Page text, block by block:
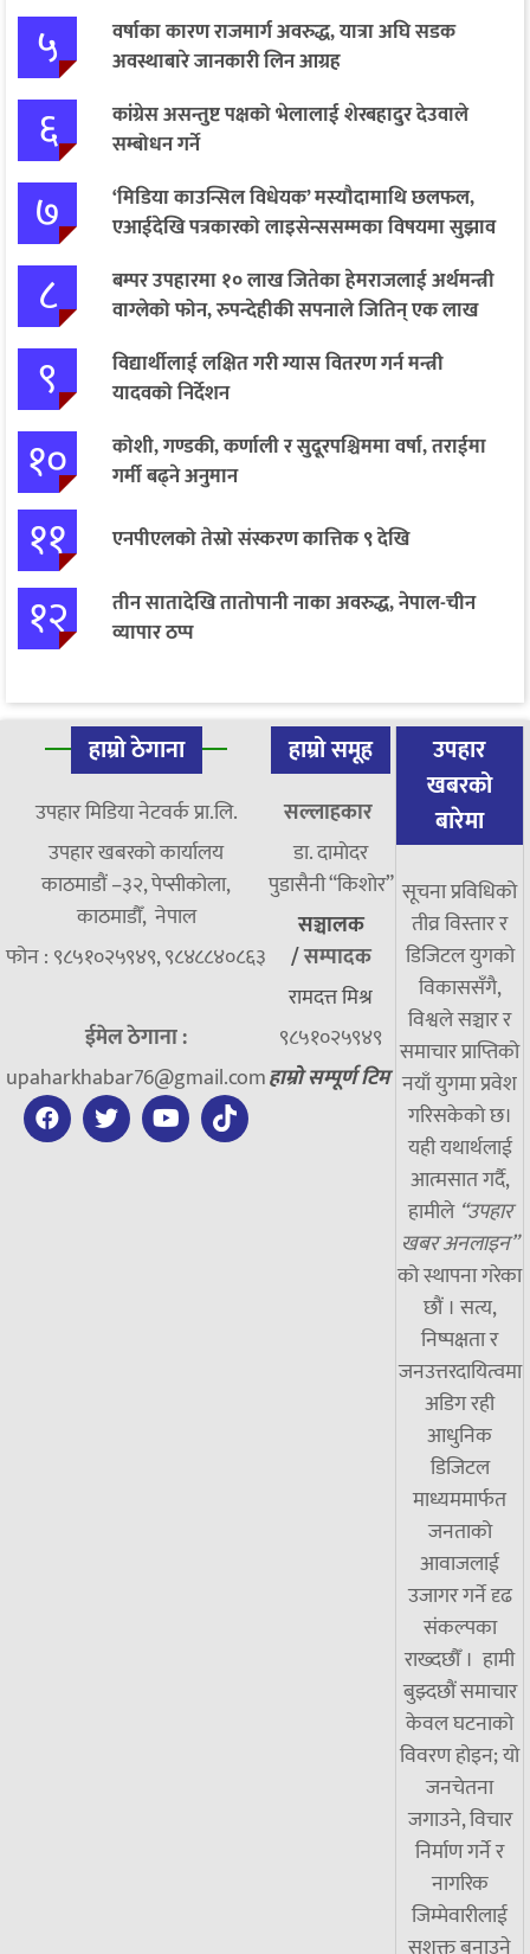
५
वर्षाका कारण राजमार्ग अवरुद्ध, यात्रा अघि सडक
अवस्थाबारे जानकारी लिन आग्रह
६
कांग्रेस असन्तुष्ट पक्षको भेलालाई शेरबहादुर देउवाले
सम्बोधन गर्ने
७
‘मिडिया काउन्सिल विधेयक’ मस्यौदामाथि छलफल,
एआईदेखि पत्रकारको लाइसेन्ससम्मका विषयमा सुझाव
८
बम्पर उपहारमा १० लाख जितेका हेमराजलाई अर्थमन्त्री
वाग्लेको फोन, रुपन्देहीकी सपनाले जितिन् एक लाख
९
विद्यार्थीलाई लक्षित गरी ग्यास वितरण गर्न मन्त्री
यादवको निर्देशन
१०
कोशी, गण्डकी, कर्णाली र सुदूरपश्चिममा वर्षा, तराईमा
गर्मी बढ्ने अनुमान
११ एनपीएलको तेस्रो संस्करण कात्तिक ९ देखि
१२
तीन सातादेखि तातोपानी नाका अवरुद्ध, नेपाल-चीन
व्यापार ठप्प
हाम्रो ठेगाना
उपहार मिडिया नेटवर्क प्रा.लि.
उपहार खबरको कार्यालय
काठमाडौं –३२, पेप्सीकोला,
काठमाडौँ, नेपाल
फोन : ९८५१०२५९४९, ९८४८८४०८६३
ईमेल ठेगाना :
upaharkhabar76@gmail.com
हाम्रो समूह
सल्लाहकार
डा. दामाेदर
पुडासैनी “किशाेर”
सञ्चालक
/सम्पादक
रामदत्त मिश्र
९८५१०२५९४९
हाम्रो सम्पूर्ण टिम
उपहार
खबरको
बारेमा
सूचना प्रविधिको
तीव्र विस्तार र
डिजिटल युगको
विकाससँगै,
विश्वले सञ्चार र
समाचार प्राप्तिको
नयाँ युगमा प्रवेश
गरिसकेको छ।
यही यथार्थलाई
आत्मसात गर्दै,
हामीले “उपहार
खबर अनलाइन”
को स्थापना गरेका
छौं । सत्य,
निष्पक्षता र
जनउत्तरदायित्वमा
अडिग रही
आधुनिक
डिजिटल
माध्यममार्फत
जनताको
आवाजलाई
उजागर गर्ने दृढ
संकल्पका
राख्दछौँ । हामी
बुझ्दछौं समाचार
केवल घटनाको
विवरण होइन; यो
जनचेतना
जगाउने, विचार
निर्माण गर्ने र
नागरिक
जिम्मेवारीलाई